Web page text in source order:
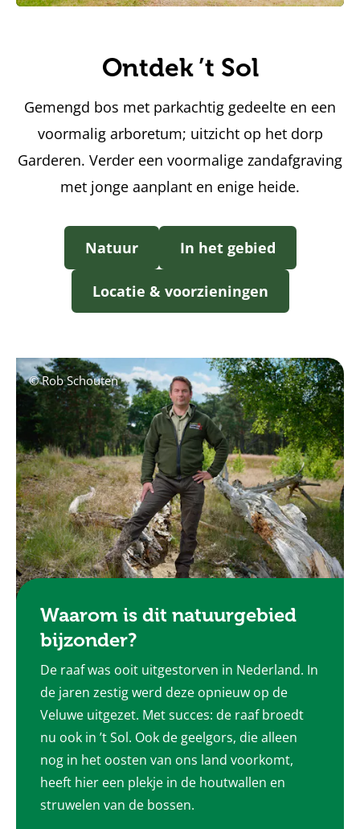
Ontdek ’t Sol
Gemengd bos met parkachtig gedeelte en een
voormalig arboretum; uitzicht op het dorp
Garderen. Verder een voormalige zandafgraving
met jonge aanplant en enige heide.
Natuur In het gebied
Locatie & voorzieningen
© Rob Schouten
Waarom is dit natuurgebied
bijzonder?
De raaf was ooit uitgestorven in Nederland. In
de jaren zestig werd deze opnieuw op de
Veluwe uitgezet. Met succes: de raaf broedt
nu ook in ’t Sol. Ook de geelgors, die alleen
nog in het oosten van ons land voorkomt,
heeft hier een plekje in de houtwallen en
struwelen van de bossen.